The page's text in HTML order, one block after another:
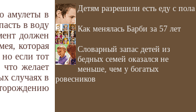
амулеты в
в воду
должен
которая
если тот
желает
случаях в
Детям разрешили есть еду с пола
Как менялась Барби за 57 лет
Словарный запас детей из
бедных семей оказался не
меньше, чем у богатых
ровесников